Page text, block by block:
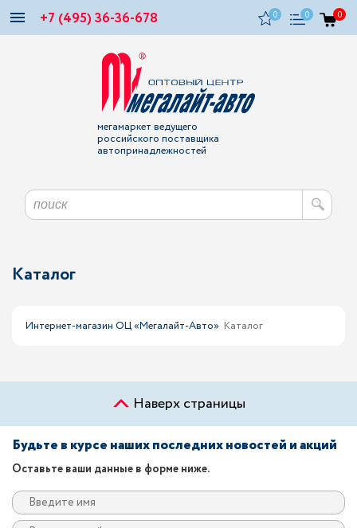
+7 (495) 36-36-678 0 0 0
мегамаркет ведущего
российского поставщика
автопринадлежностей
Каталог
Интернет-магазин ОЦ «Мегалайт-Авто» Каталог
Наверх страницы
Будьте в курсе наших последних новостей и акций
Оставьте ваши данные в форме ниже.